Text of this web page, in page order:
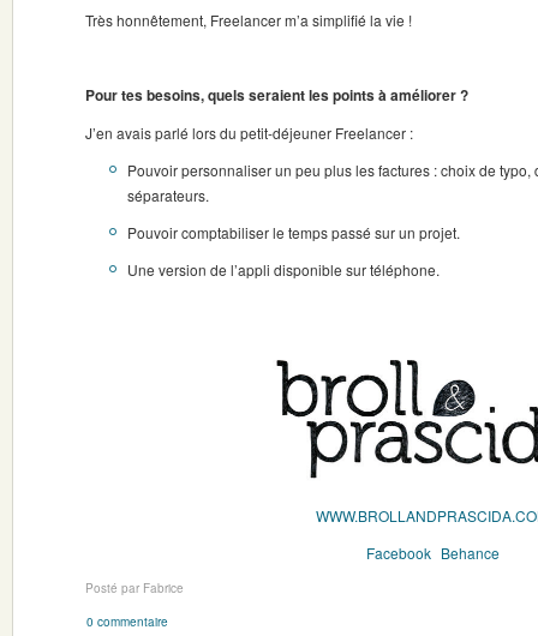
Très honnêtement, Freelancer m’a simplifié la vie !
Pour tes besoins, quels seraient les points à améliorer ?
J’en avais parlé lors du petit-déjeuner Freelancer :
Pouvoir personnaliser un peu plus les factures : choix de
séparateurs.
Pouvoir comptabiliser le temps passé sur un projet.
Une version de l’appli disponible sur téléphone.
Facebook Behance
Posté par Fabrice
0 commentaire